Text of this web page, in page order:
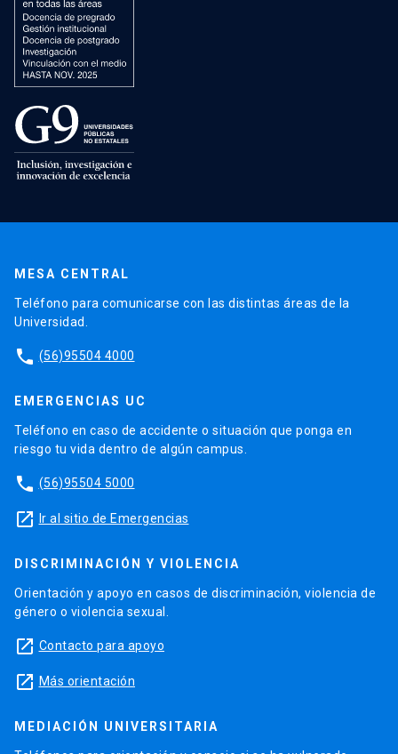
MESA CENTRAL
Teléfono para comunicarse con las distintas áreas de la
Universidad.
phone (56)95504 4000
EMERGENCIAS UC
Teléfono en caso de accidente o situación que ponga en
riesgo tu vida dentro de algún campus.
phone (56)95504 5000
launch Ir al sitio de Emergencias
DISCRIMINACIÓN Y VIOLENCIA
Orientación y apoyo en casos de discriminación, violencia de
género o violencia sexual.
launch Contacto para apoyo
launch Más orientación
MEDIACIÓN UNIVERSITARIA